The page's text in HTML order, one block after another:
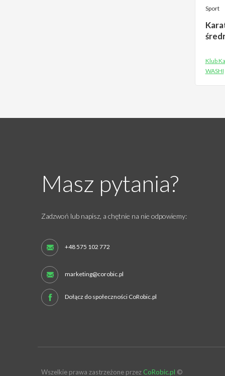
Sport
Klub
WASHI
Masz pytania?
Zadzwoń lub napisz, a chętnie na nie odpowiemy:
+48 575 102 772
marketing@corobic.pl
Dołącz do społeczności CoRobic.pl
Wszelkie prawa zastrzeżone przez CoRobic.pl ©